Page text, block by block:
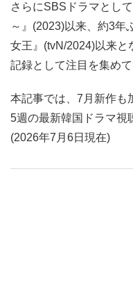
さらにSBSドラマとし
～』(2023)以来、約3年
女王』(tvN/2024)以来と
記録として注目を集めて
本記事では、7月新作も
5週の最新韓国ドラマ視
(2026年7月6日現在)